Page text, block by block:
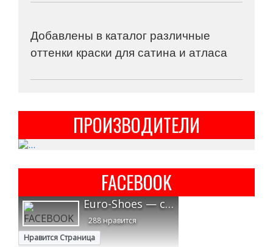
Добавлены в каталог различные
оттенки краски для сатина и атласа
ПРОИЗВОДИТЕЛИ
FACEBOOK
Euro-Shoes — средства для высокоэффективного ухода за обувью.
288 нравится
Нравится Страница